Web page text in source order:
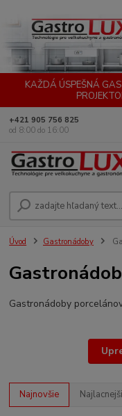
KAŽDÁ ÚSPEŠNÁ
+421 905 756 825
od 8:00 do 16:00
Úvod Gastronádoby
Gastronádoby
Najnovšie